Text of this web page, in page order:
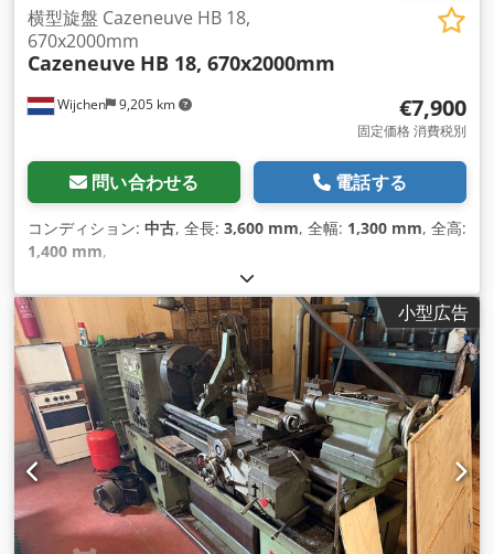
Wijchen 9,205 km
横型旋盤 Cazeneuve HB 18,
670x2000mm
Cazeneuve HB 18, 670x2000mm
€7,900
固定価格 消費税別
問い合わせる 電話する
コンディション: 中古, 全長: 3,600 mm, 全幅: 1,300 mm, 全高:
1,400 mm,
小型広告